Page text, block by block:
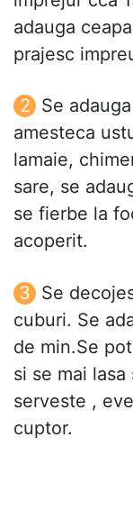
adauga
prajesc
Se
amesteca
lamaie,
sare, se
se fierbe la
acoperit.
Se
cuburi. Se
de min.Se
si se mai
serveste ,
cuptor.